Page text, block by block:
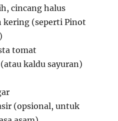
cincang halus
kering (seperti Pinot
tomat
kaldu sayuran)
(opsional, untuk